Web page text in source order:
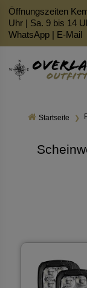
Öffnungszeiten
Uhr | Sa. 9 bis 14
WhatsApp | E-Mail
Startseite